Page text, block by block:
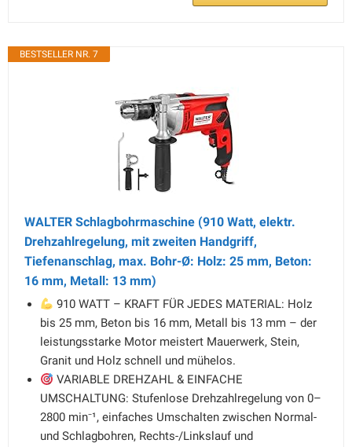
BESTSELLER NR. 7
WALTER Schlagbohrmaschine (910 Watt, elektr.
Drehzahlregelung, mit zweiten Handgriff,
Tiefenanschlag, max. Bohr-Ø: Holz: 25 mm, Beton:
16 mm, Metall: 13 mm)
910 WATT – KRAFT FÜR JEDES MATERIAL: Holz
bis 25 mm, Beton bis 16 mm, Metall bis 13 mm – der
leistungsstarke Motor meistert Mauerwerk, Stein,
Granit und Holz schnell und mühelos.
VARIABLE DREHZAHL & EINFACHE
UMSCHALTUNG: Stufenlose Drehzahlregelung von 0–
2800 min⁻¹, einfaches Umschalten zwischen Normal-
und Schlagbohren, Rechts-/Linkslauf und